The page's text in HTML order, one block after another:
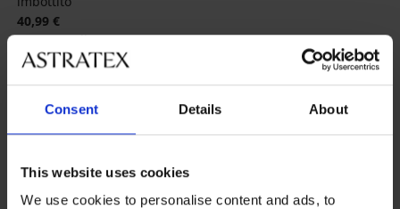
Consent Details About
This website uses cookies
We use cookies to personalise content and ads, to
40,99 €
32,79 €codiceWELCOME20